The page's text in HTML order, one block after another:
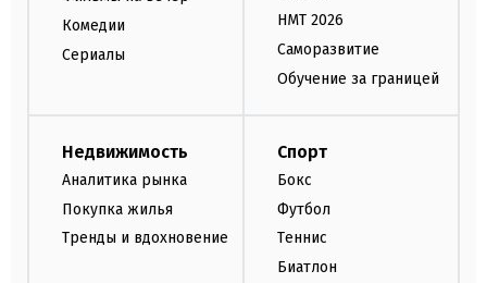
Комедии
Сериалы
НМТ 2026
Саморазвитие
Обучение за границей
Недвижимость
Аналитика рынка
Покупка жилья
Тренды и вдохновение
Спорт
Бокс
Футбол
Теннис
Биатлон